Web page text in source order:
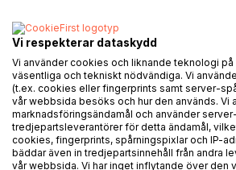
Sagt om boka: «Solid bok,
tiden» «Super bok, selv
fleste fotballfrelste lese»
Bokanmeldelse: «Med
oppvekstskildring, epos og
fantasifulle hode er det
Vi respekterar dataskydd
Vi använder cookies och liknande teknologi
väsentliga och tekniskt nödvändiga. Vi
(t.ex. cookies eller fingerprints samt server-
vår webbsida besöks och hur den används. Vi
marknadsföringsändamål och använder
tredjepartsleverantörer för detta ändamål,
cookies, fingerprints, spårningspixlar och IP-
bäddar även in tredjepartsinnehåll från andra
vår webbsida. Vi har inget inflytande över den